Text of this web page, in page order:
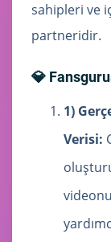
sahipleri ve
partneridir.
💎
1)
Verisi: